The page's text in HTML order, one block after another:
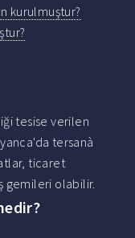
kurulmuştur?
tesise verilen
tersanà
ticaret
gemileri olabilir.